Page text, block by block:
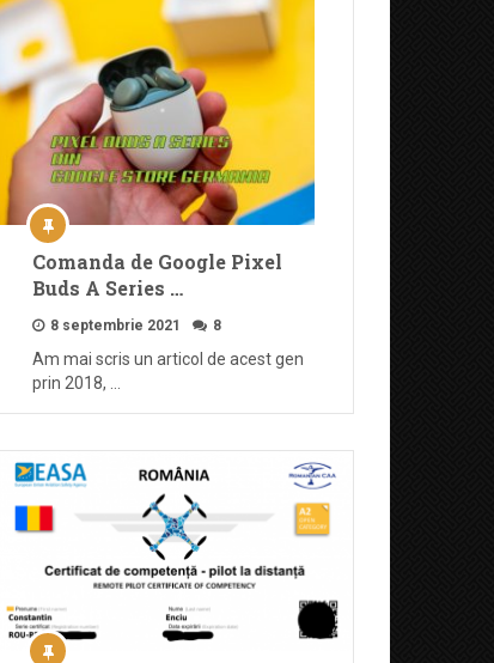
Comanda de Google Pixel
Buds A Series …
8 septembrie 2021 8
Am mai scris un articol de acest gen
prin 2018, …